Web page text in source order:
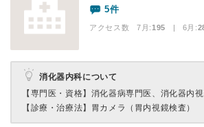
5件
アクセス数 7月:195 | 6月:
消化器内科について
【専門医・資格】 消化器病専門医、消化器内
【診療・治療法】 胃カメラ（胃内視鏡検査）